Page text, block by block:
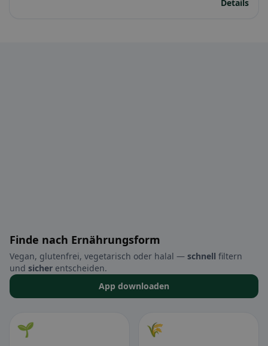
Details
Finde nach Ernährungsform
Vegan, glutenfrei, vegetarisch oder halal — schnell filtern
und sicher entscheiden.
App downloaden
🌱 🌾